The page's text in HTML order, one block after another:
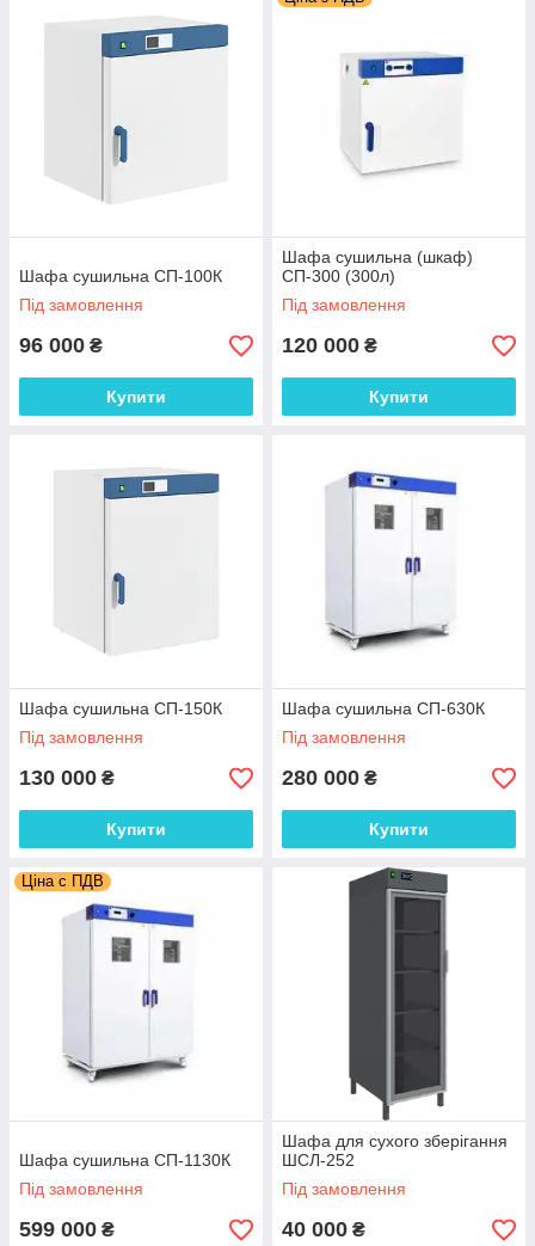
Шафа сушильна СП-100К
Під замовлення
96 000 ₴
Купити
Шафа сушильна (шкаф)
СП-300 (300л)
Під замовлення
120 000 ₴
Купити
Шафа сушильна СП-150К
Під замовлення
130 000 ₴
Купити
Шафа сушильна СП-630К
Під замовлення
280 000 ₴
Купити
Ціна с ПДВ
Шафа сушильна СП-1130К
Під замовлення
599 000 ₴
Шафа для сухого зберігання
ШСЛ-252
Під замовлення
40 000 ₴